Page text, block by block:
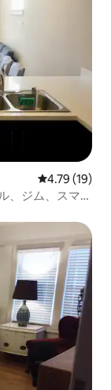
レビュー19
4.79 (19)
、ジム、スマー